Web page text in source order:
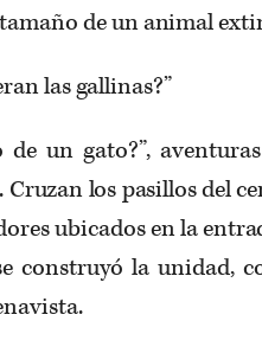
de un animal
las gallinas?”
gato?”, aventuras
los pasillos del
ubicados en la
construyó la unidad,